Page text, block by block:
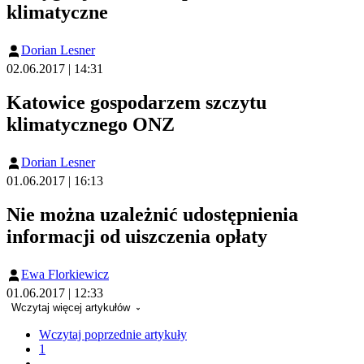
klimatyczne
Dorian Lesner
02.06.2017 | 14:31
Katowice gospodarzem szczytu
klimatycznego ONZ
Dorian Lesner
01.06.2017 | 16:13
Nie można uzależnić udostępnienia
informacji od uiszczenia opłaty
Ewa Florkiewicz
01.06.2017 | 12:33
Wczytaj więcej artykułów
Wczytaj poprzednie artykuły
1